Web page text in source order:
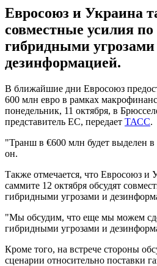
Евросоюз и Украина
совместные усилия по
гибридными
дезинформацией.
В ближайшие дни Евросоюз
600 млн евро в рамках
понедельник, 11 октября, в
представитель ЕС, передает ТАСС.
"Транш в €600 млн будет выделен
он.
Также отмечается, что Евросоюз и
саммите 12 октября обсудят
гибридными угрозами и
"Мы обсудим, что еще мы можем
гибридными угрозами и
Кроме того, на встрече стороны
сценарии относительно поставки